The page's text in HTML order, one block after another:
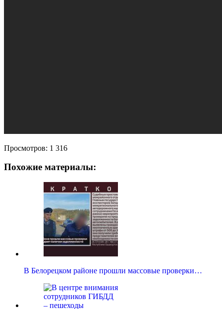
Просмотров: 1 316
Похожие материалы:
В Белорецком районе прошли массовые проверки…